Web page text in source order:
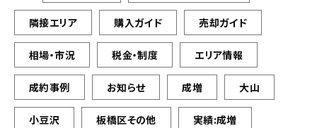
隣接エリア 購入ガイド 売却ガイド
相場・市況 税金・制度 エリア情報
成約事例 お知らせ 成増 大山
小豆沢 板橋区その他 実績:成増